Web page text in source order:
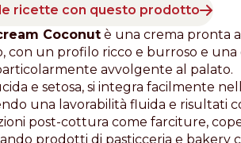
Asia and Pacific
English
Shop
Dutch
ricette con questo prodotto
Coconut è una crema pronta
con un profilo ricco e burroso e
avvolgente al palato.
e setosa, si integra facilmente
una lavorabilità fluida e risultati
post-cottura come farciture,
prodotti di pasticceria e bakery